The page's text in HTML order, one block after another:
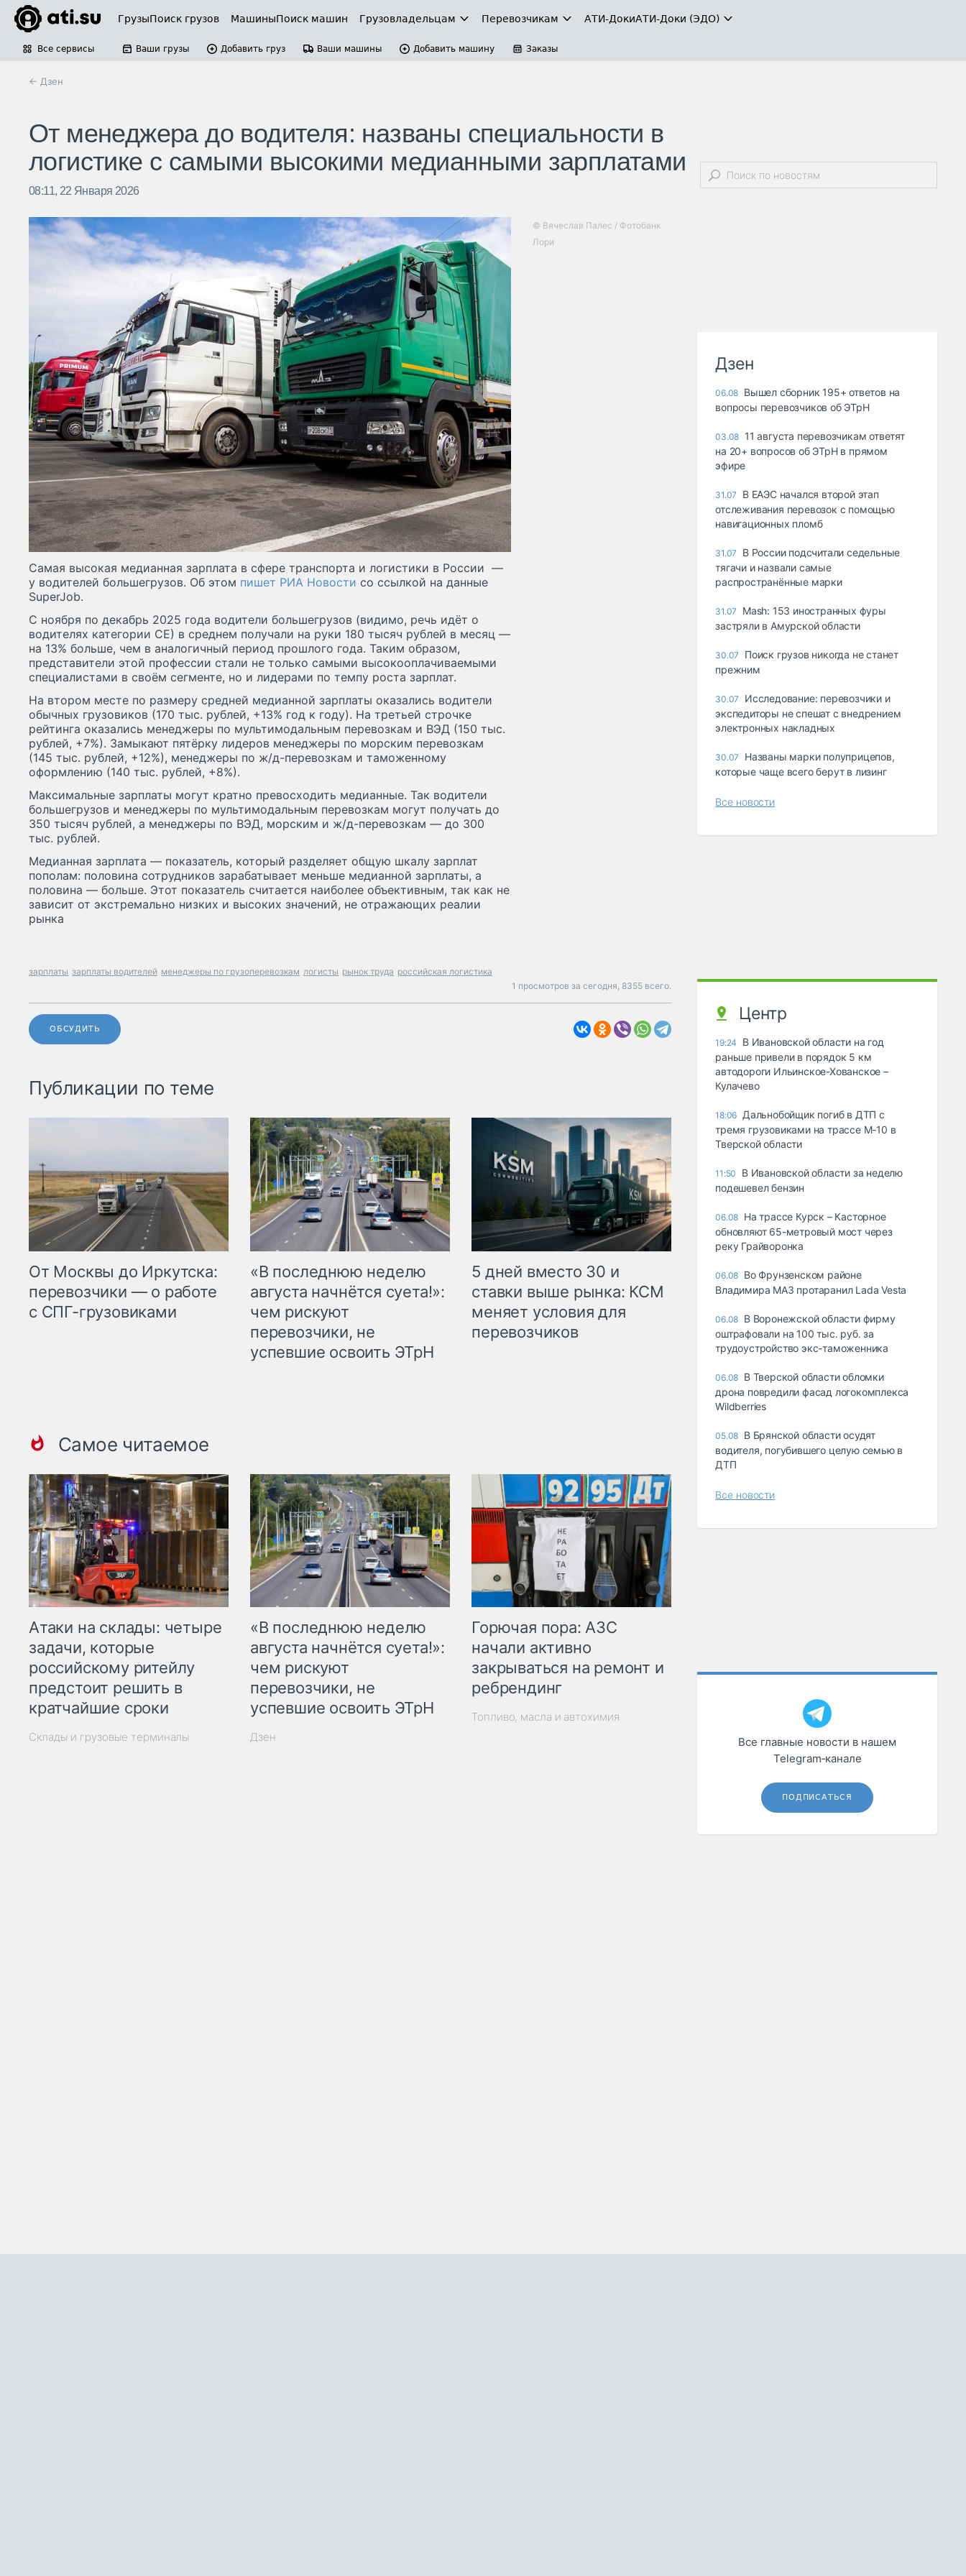
ГрузыПоиск грузов МашиныПоиск машин Грузовладельцам Перевозчикам АТИ-ДокиАТИ-Доки (ЭДО)
Все сервисы Ваши грузы Добавить груз Ваши машины Добавить машину Заказы
← Дзен
От менеджера до водителя: названы специальности в
логистике с самыми высокими медианными зарплатами
08:11, 22 Января 2026
© Вячеслав Палес / Фотобанк
Лори
Самая высокая медианная зарплата в сфере транспорта и логистики в России —
у водителей большегрузов. Об этом пишет РИА Новости со ссылкой на данные
SuperJob.
С ноября по декабрь 2025 года водители большегрузов (видимо, речь идёт о
водителях категории СЕ) в среднем получали на руки 180 тысяч рублей в месяц —
на 13% больше, чем в аналогичный период прошлого года. Таким образом,
представители этой профессии стали не только самыми высокооплачиваемыми
специалистами в своём сегменте, но и лидерами по темпу роста зарплат.
На втором месте по размеру средней медианной зарплаты оказались водители
обычных грузовиков (170 тыс. рублей, +13% год к году). На третьей строчке
рейтинга оказались менеджеры по мультимодальным перевозкам и ВЭД (150 тыс.
рублей, +7%). Замыкают пятёрку лидеров менеджеры по морским перевозкам
(145 тыс. рублей, +12%), менеджеры по ж/д-перевозкам и таможенному
оформлению (140 тыс. рублей, +8%).
Максимальные зарплаты могут кратно превосходить медианные. Так водители
большегрузов и менеджеры по мультимодальным перевозкам могут получать до
350 тысяч рублей, а менеджеры по ВЭД, морским и ж/д-перевозкам — до 300
тыс. рублей.
Медианная зарплата — показатель, который разделяет общую шкалу зарплат
пополам: половина сотрудников зарабатывает меньше медианной зарплаты, а
половина — больше. Этот показатель считается наиболее объективным, так как не
зависит от экстремально низких и высоких значений, не отражающих реалии
рынка
зарплаты зарплаты водителей менеджеры по грузоперевозкам логисты рынок труда российская логистика
1 просмотров за сегодня, 8355 всего.
ОБСУДИТЬ
Публикации по теме
От Москвы до Иркутска:
перевозчики — о работе
с СПГ-грузовиками
«В последнюю неделю
августа начнётся суета!»:
чем рискуют
перевозчики, не
успевшие освоить ЭТрН
5 дней вместо 30 и
ставки выше рынка: КСМ
меняет условия для
перевозчиков
Самое читаемое
Атаки на склады: четыре
задачи, которые
российскому ритейлу
предстоит решить в
кратчайшие сроки
Склады и грузовые терминалы
«В последнюю неделю
августа начнётся суета!»:
чем рискуют
перевозчики, не
успевшие освоить ЭТрН
Дзен
Горючая пора: АЗС
начали активно
закрываться на ремонт и
ребрендинг
Топливо, масла и автохимия
Дзен
06.08 Вышел сборник 195+ ответов на
вопросы перевозчиков об ЭТрН
03.08 11 августа перевозчикам ответят
на 20+ вопросов об ЭТрН в прямом
эфире
31.07
В ЕАЭС начался второй этап
отслеживания перевозок с помощью
навигационных пломб
31.07
В России подсчитали седельные
тягачи и назвали самые
распространённые марки
31.07
Mash: 153 иностранных фуры
застряли в Амурской области
30.07
Поиск грузов никогда не станет
прежним
30.07
Исследование: перевозчики и
экспедиторы не спешат с внедрением
электронных накладных
30.07
Названы марки полуприцепов,
которые чаще всего берут в лизинг
Все новости
Центр
19:24
В Ивановской области на год
раньше привели в порядок 5 км
автодороги Ильинское-Хованское –
Кулачево
18:06 Дальнобойщик погиб в ДТП с
тремя грузовиками на трассе М-10 в
Тверской области
11:50
В Ивановской области за неделю
подешевел бензин
06.08 На трассе Курск – Касторное
обновляют 65-метровый мост через
реку Грайворонка
06.08 Во Фрунзенском районе
Владимира МАЗ протаранил Lada Vesta
06.08 В Воронежской области фирму
оштрафовали на 100 тыс. руб. за
трудоустройство экс-таможенника
06.08 В Тверской области обломки
дрона повредили фасад логокомплекса
Wildberries
05.08 В Брянской области осудят
водителя, погубившего целую семью в
ДТП
Все новости
Все главные новости в нашем
Telegram‑канале
ПОДПИСАТЬСЯ